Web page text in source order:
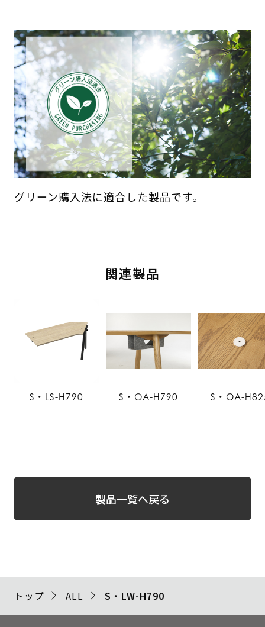
グリーン購入法に適合した製品です。
関連製品
S・LS-H790 S・OA-H790 S・OA-
製品一覧へ戻る
トップ ALL S・LW-H790